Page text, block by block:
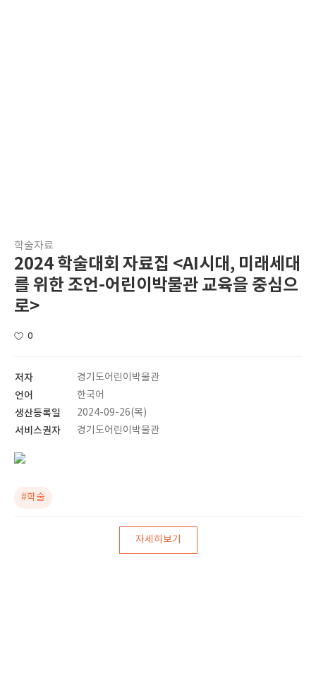
학술자료
2024 학술대회 자료집 <AI시대, 미래세대
를 위한 조언-어린이박물관 교육을 중심으
로>
0
저자 경기도어린이박물관
언어 한국어
생산등록일 2024-09-26(목)
서비스권자 경기도어린이박물관
#학술
자세히보기